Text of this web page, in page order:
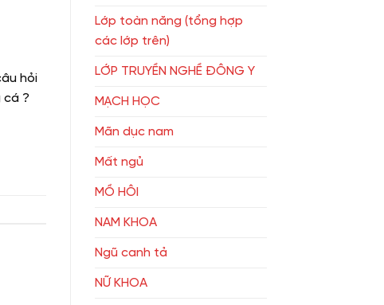
hỏi
cá ?
Lớp toàn năng (tổng hợp
các lớp trên)
LỚP TRUYỀN NGHỀ ĐÔNG Y
MẠCH HỌC
Mãn dục nam
Mất ngủ
MỒ HÔI
NAM KHOA
Ngũ canh tả
NỮ KHOA